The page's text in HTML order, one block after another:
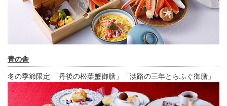
青の舎
冬の季節限定 「丹後の松葉蟹御膳」「淡路の三年とらふぐ御膳」